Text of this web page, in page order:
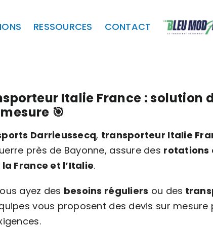
RESSOURCES CONTACT
Italie France : solution
🎯
Darrieussecq, transporteur Italie
près de Bayonne, assure des rotations
France et l’Italie.
ayez des besoins réguliers ou des
vous proposent des devis sur mesure